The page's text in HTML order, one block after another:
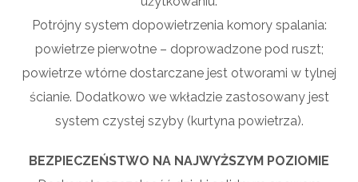
Potrójny system dopowietrzenia komory spalania:
powietrze pierwotne – doprowadzone pod ruszt;
powietrze wtórne dostarczane jest otworami w tylnej
ścianie. Dodatkowo we wkładzie zastosowany jest
system czystej szyby (kurtyna powietrza).
BEZPIECZEŃSTWO NA NAJWYŻSZYM POZIOMIE